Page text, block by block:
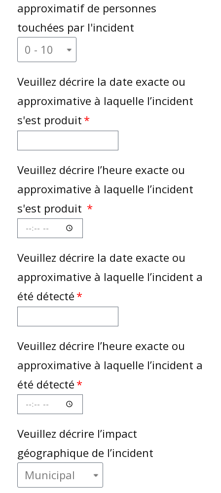
approximatif de personnes
touchées par l'incident
Veuillez décrire la date exacte ou
approximative à laquelle l’incident
s'est produit
Veuillez décrire l’heure exacte ou
approximative à laquelle l’incident
s'est produit
Veuillez décrire la date exacte ou
approximative à laquelle l’incident a
été détecté
Veuillez décrire l’heure exacte ou
approximative à laquelle l’incident a
été détecté
Veuillez décrire l’impact
géographique de l’incident